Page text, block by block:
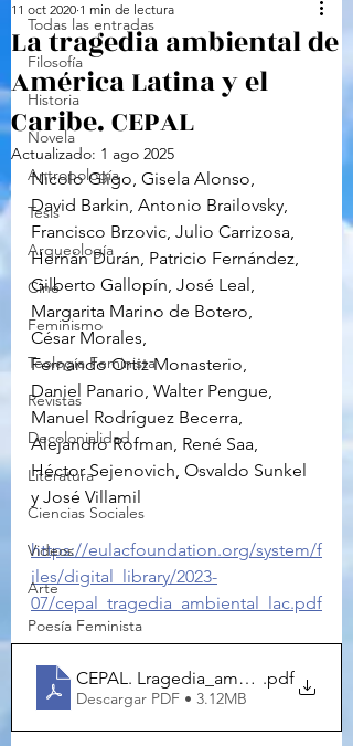
Todas las entradas
Filosofía
Historia
Novela
Antropología
Tesis
Arqueología
Cine
Feminismo
Teología Feminista
Revistas
Decolonialidad
Literatura
Ciencias Sociales
Videos
Arte
Poesía Feminista
La tragedia ambiental de
América Latina y el
Caribe. CEPAL
11 oct 2020 1 min de lectura
Actualizado: 1 ago 2025
Nicolo Gligo, Gisela Alonso,
David Barkin, Antonio Brailovsky,
Francisco Brzovic, Julio Carrizosa,
Hernán Durán, Patricio Fernández,
Gilberto Gallopín, José Leal,
Margarita Marino de Botero,
César Morales,
Fernando Ortiz Monasterio,
Daniel Panario, Walter Pengue,
Manuel Rodríguez Becerra,
Alejandro Rofman, René Saa,
Héctor Sejenovich, Osvaldo Sunkel
y José Villamil
https://eulacfoundation.org/system/f
iles/digital_library/2023-
07/cepal_tragedia_ambiental_lac.pdf
CEPAL. Lragedia_ambiental_lac
.pdf
Descargar PDF • 3.12MB